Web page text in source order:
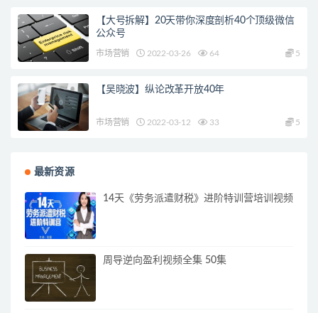
【大号拆解】20天带你深度剖析40个顶级微信
公众号
市场营销 2022-03-26 64 5
【吴晓波】纵论改革开放40年
市场营销 2022-03-12 33 5
最新资源
14天《劳务派遣财税》进阶特训营培训视频
周导逆向盈利视频全集 50集